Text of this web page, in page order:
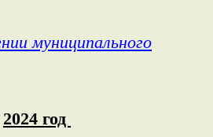
муниципального
2024 год